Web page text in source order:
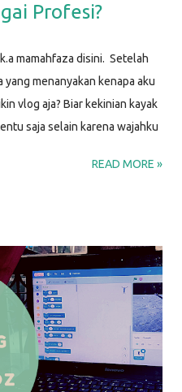
Profesi?
mamahfaza disini. Setelah
menanyakan kenapa aku
vlog aja? Biar kekinian kayak
saja selain karena wajahku
BLOG PERTAMA KALI
berasumsi bahwa diluar sana
tanya soal ini. Bukankah
Mbah Google. Ya kan?!
sebenarnya) sedang mencari
ternyata artikel yang kutulis
Salah satu artikel pertama
READ MORE »